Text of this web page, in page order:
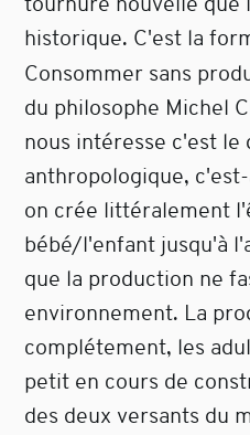
historique. C'est la
Consommer sans
du philosophe Michel
nous intéresse c'est le
anthropologique,
on crée littéralement
bébé/l'enfant jusqu'à
que la production ne
environnement. La
complétement, les
petit en cours de
des deux versants du